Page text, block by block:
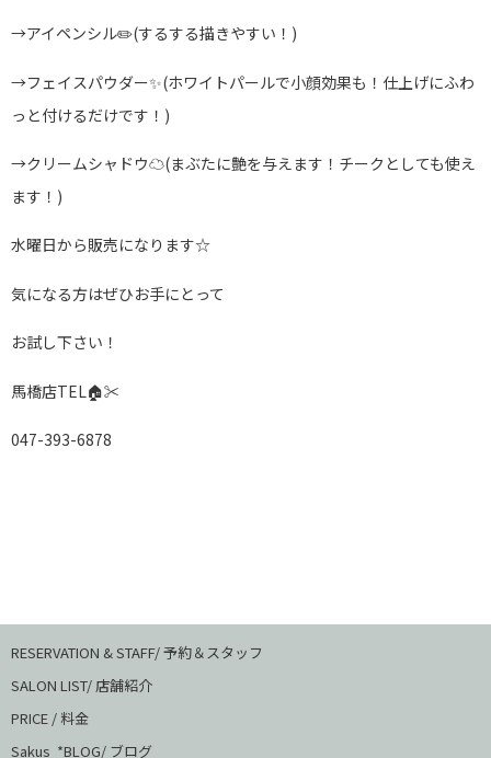
→アイペンシル✏️(するする描きやすい！)
→フェイスパウダー✨(ホワイトパールで小顔効果も！仕上げにふわ
っと付けるだけです！)
→クリームシャドウ☁️(まぶたに艶を与えます！チークとしても使え
ます！)
水曜日から販売になります☆
気になる方はぜひお手にとって
お試し下さい！
馬橋店TEL🏠✂️
047-393-6878
RESERVATION & STAFF/ 予約＆スタッフ
SALON LIST/ 店舗紹介
PRICE / 料金
Sakus *BLOG/ ブログ